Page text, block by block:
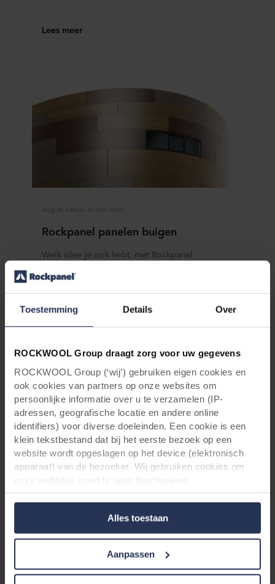
Toestemming Details Over
ROCKWOOL Group draagt zorg voor uw gegevens
ROCKWOOL Group (‘wij’) gebruiken eigen cookies en
ook cookies van partners op onze websites om
persoonlijke informatie over u te verzamelen (IP-
adressen, geografische locatie en andere online
identifiers) voor diverse doeleinden. Een cookie is een
klein tekstbestand dat bij het eerste bezoek op een
website wordt opgeslagen op het device (elektronisch
apparaat) van de bezoeker. Wij gebruiken cookies om
(‘Noodzakelijke’), om uw instellingen te onthouden en uw
gebruikerservaring te verbeteren (‘Functionele’), om uw
gedrag te analyseren en op basis daarvan de websites te
optimaliseren (‘Statistische’), en om onze content en
stemmen op uw gedrag op onze websites (‘Marketing’).
Functionele cookies plaatsen we altijd. Deze zijn namelijk
Alles toestaan
Aanpassen
Lees meer
Volg de natuur, in elke vorm
Rockpanel panelen buigen
Welk idee je ook hebt, met Rockpanel
Lees meer
Hoekoplossingen & profielen
en profielen
Lees meer